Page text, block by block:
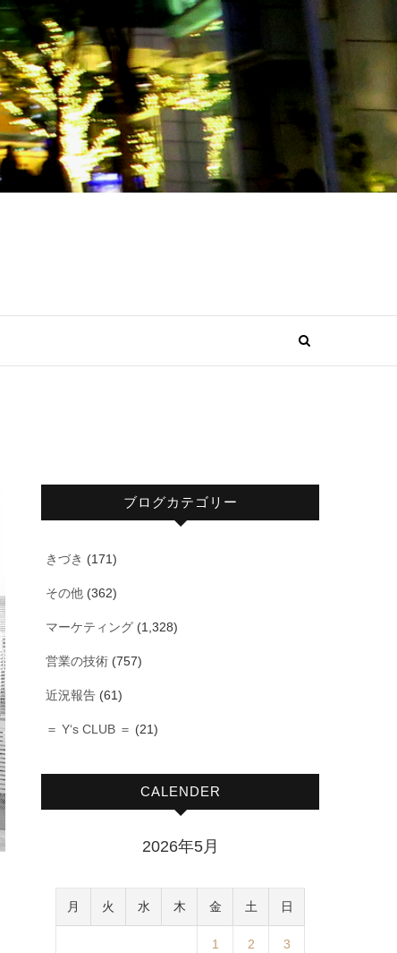
ブログカテゴリー
きづき (171)
その他 (362)
マーケティング (1,328)
営業の技術 (757)
近況報告 (61)
＝ Y‘s CLUB ＝ (21)
CALENDER
2026年5月
月 火 水 木 金 土 日
1 2 3